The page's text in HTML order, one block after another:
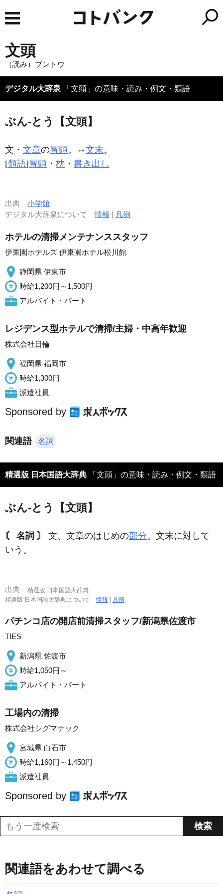
文頭
（読み）ブントウ
デジタル大辞泉 「文頭」の意味・読み・例文・類語
ぶん‐とう【文頭】
文・ 文章の冒頭。⇔文末。
[類語]冒頭 ・ 枕 ・ 書き出し
出典 小学館
デジタル大辞泉について情報 | 凡例
ホテルの清掃メンテナンススタッフ
伊東園ホテルズ 伊東園ホテル松川館
静岡県 伊東市
時給1,200円～1,500円
アルバイト・パート
レジデンス型ホテルで清掃/主婦・中高年歓迎
株式会社日輪
福岡県 福岡市
時給1,300円
派遣社員
Sponsored by
関連語 名詞
精選版 日本国語大辞典 「文頭」の意味・読み・例文・類語
ぶん‐とう【文頭】
〘 名詞 〙 文、文章のはじめの部分。文末に対して
いう。
出典
精選版 日本国語大辞典
精選版 日本国語大辞典について情報 | 凡例
パチンコ店の開店前清掃スタッフ/新潟県佐渡市
TIES
新潟県 佐渡市
時給1,050円～
アルバイト・パート
工場内の清掃
株式会社シグマテック
宮城県 白石市
時給1,160円～1,450円
派遣社員
Sponsored by
関連語をあわせて調べる